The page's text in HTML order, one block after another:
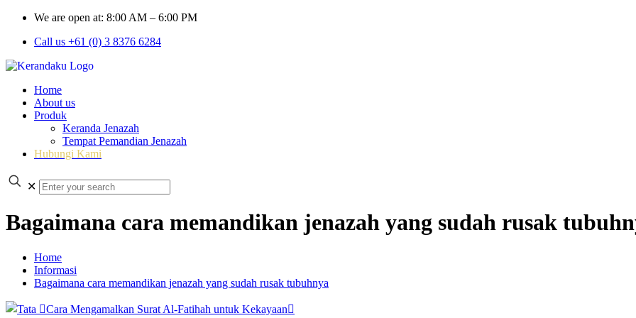
We are open at: 8:00 AM – 6:00 PM
Call us +61 (0) 3 8376 6284
Home
About us
Produk
Keranda Jenazah
Tempat Pemandian Jenazah
Hubungi Kami
✕
Bagaimana cara memandikan jenazah yang sudah rusak
Home
Informasi
Bagaimana cara memandikan jenazah yang sudah rusak tubuhnya